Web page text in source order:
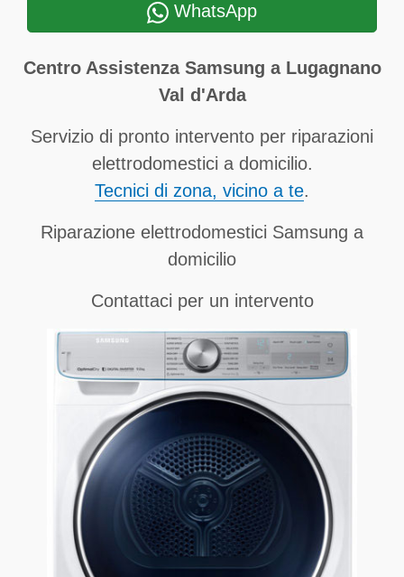
WhatsApp
Centro Assistenza Samsung a Lugagnano
Val d'Arda
Servizio di pronto intervento per riparazioni
elettrodomestici a domicilio.
Tecnici di zona, vicino a te.
Riparazione elettrodomestici Samsung a
domicilio
Contattaci per un intervento